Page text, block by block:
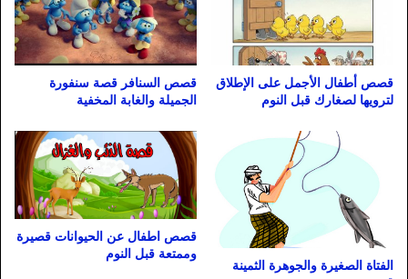
قصص أطفال الأجمل على الإطلاق
لترويها لصغارك قبل النوم
قصص السنافر قصة سنفورة
الجميلة والغابة المخفية
الفتاة الصغيرة والجوهرة الثمينة
قصص اطفال عن الحيوانات قصيرة
وممتعة قبل النوم